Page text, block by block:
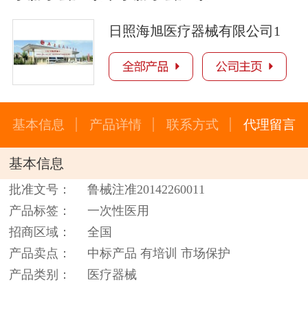
日照海旭医疗器械有限公司1
基本信息 产品详情 联系方式 代理留言
基本信息
批准文号：
鲁械注准20142260011
产品标签：
一次性医用
招商区域：
全国
产品卖点：
中标产品 有培训 市场保护
产品类别：
医疗器械